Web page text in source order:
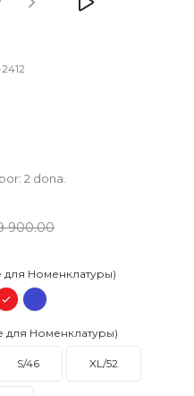
2 dona.
900.00
для Номенклатуры)
для Номенклатуры)
S/46 XL/52